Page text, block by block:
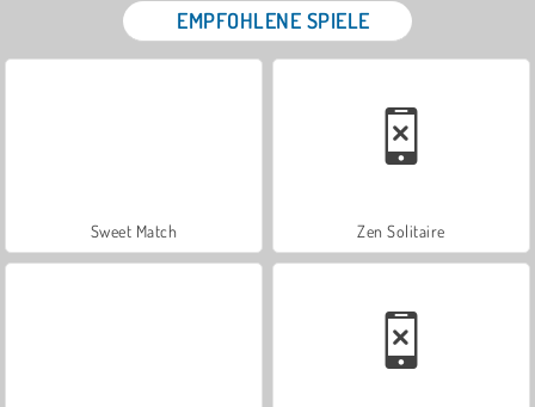
EMPFOHLENE SPIELE
Sweet Match Zen Solitaire